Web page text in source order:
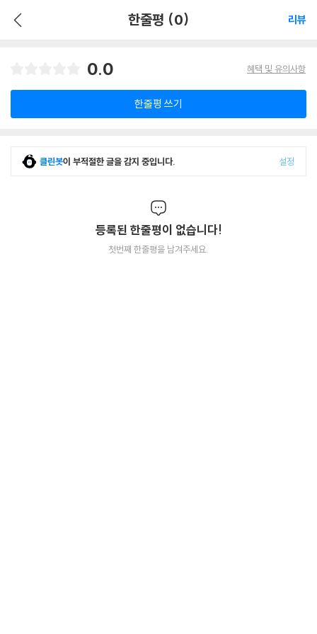
한줄평 (0) 리뷰
0.0 혜택 및 유의사항
한줄평 쓰기
클린봇이 부적절한 글을 감지 중입니다. 설정
등록된 한줄평이 없습니다!
첫번째 한줄평을 남겨주세요.